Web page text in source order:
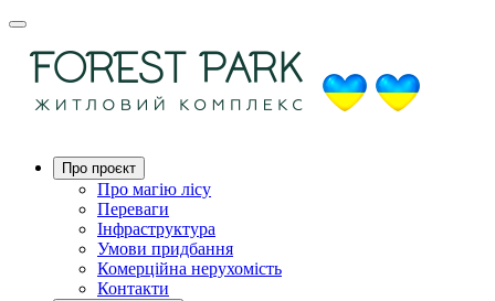
Про проєкт
Про магію ліcу
Переваги
Інфраструктура
Умови придбання
Комерційна нерухомість
Контакти